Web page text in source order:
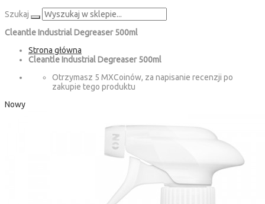
Szukaj
Cleantle Industrial Degreaser 500ml
Strona główna
Cleantle Industrial Degreaser 500ml
Otrzymasz 5 MXCoinów, za napisanie recenzji po
zakupie tego produktu
Nowy